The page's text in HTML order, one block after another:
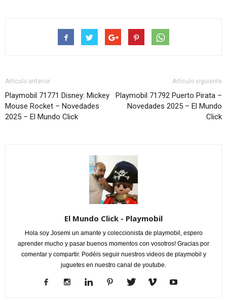
Artículo anterior
Playmobil 71771 Disney: Mickey
Mouse Rocket – Novedades
2025 – El Mundo Click
Artículo siguiente
Playmobil 71792 Puerto Pirata –
Novedades 2025 – El Mundo
Click
El Mundo Click - Playmobil
Hola soy Josemi un amante y coleccionista de playmobil, espero
aprender mucho y pasar buenos momentos con vosotros! Gracias por
comentar y compartir. Podéis seguir nuestros videos de playmobil y
juguetes en nuestro canal de youtube.